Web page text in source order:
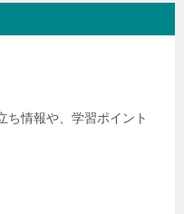
ち情報や、学習ポイント